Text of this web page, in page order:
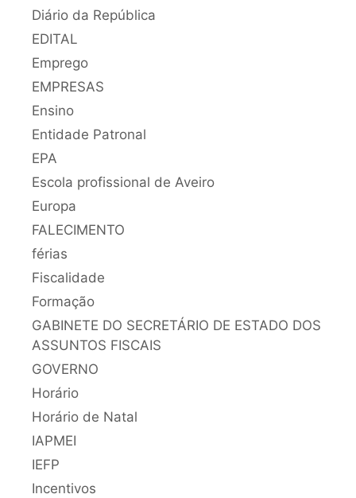
Diário da República
EDITAL
Emprego
EMPRESAS
Ensino
Entidade Patronal
EPA
Escola profissional de Aveiro
Europa
FALECIMENTO
férias
Fiscalidade
Formação
GABINETE DO SECRETÁRIO DE ESTADO DOS
ASSUNTOS FISCAIS
GOVERNO
Horário
Horário de Natal
IAPMEI
IEFP
Incentivos